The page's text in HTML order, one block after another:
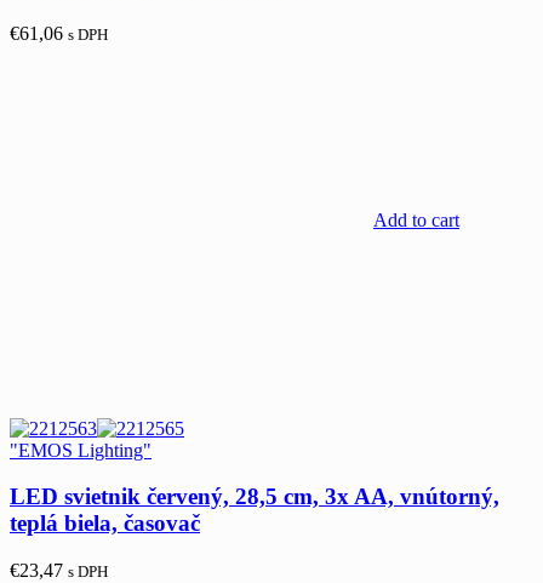
€61,06 s DPH
Add to cart
"EMOS Lighting"
LED svietnik červený, 28,5 cm, 3x AA, vnútorný,
teplá biela, časovač
€23,47 s DPH